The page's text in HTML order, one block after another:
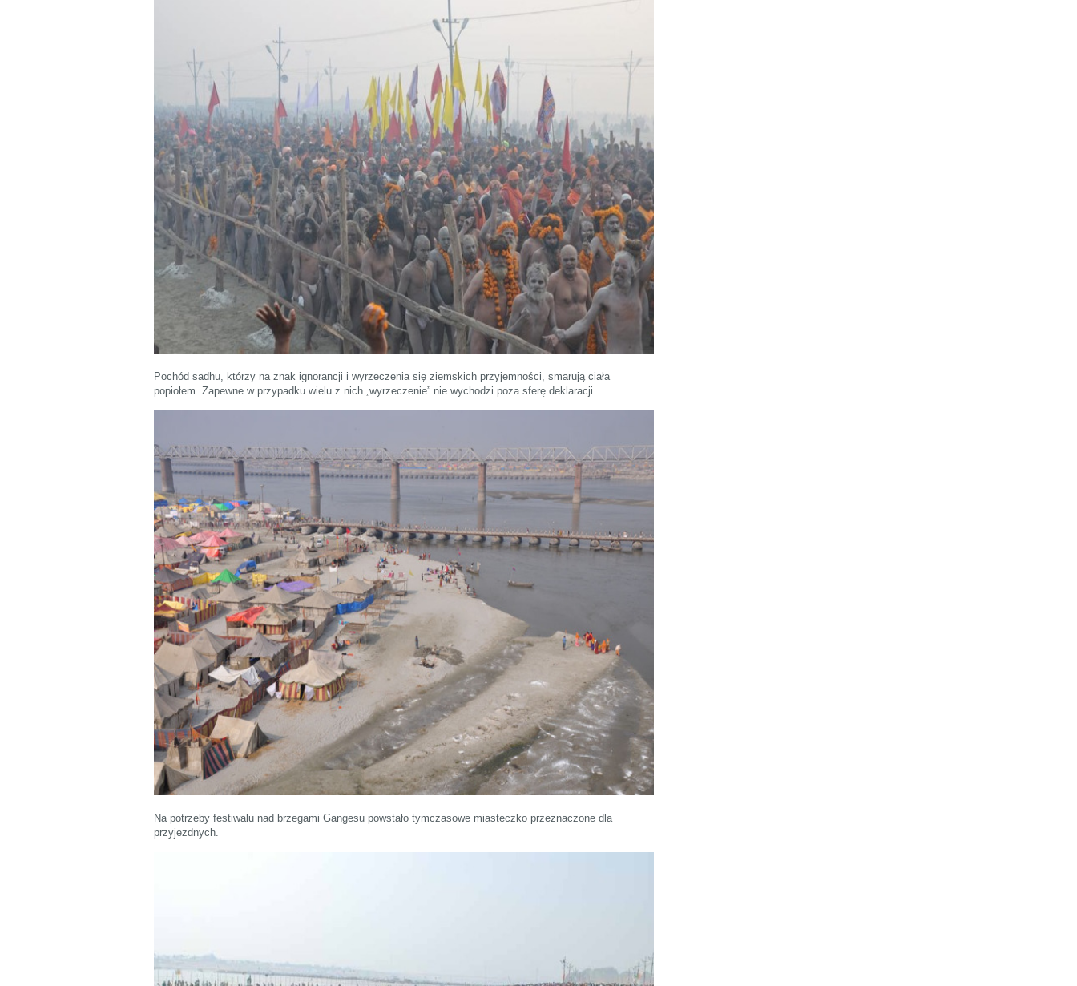
Pochód sadhu, którzy na znak ignorancji i wyrzeczenia się ziemskich przyjemności, smarują ciała
popiołem. Zapewne w przypadku wielu z nich „wyrzeczenie” nie wychodzi poza sferę deklaracji.
Na potrzeby festiwalu nad brzegami Gangesu powstało tymczasowe miasteczko przeznaczone dla
przyjezdnych.